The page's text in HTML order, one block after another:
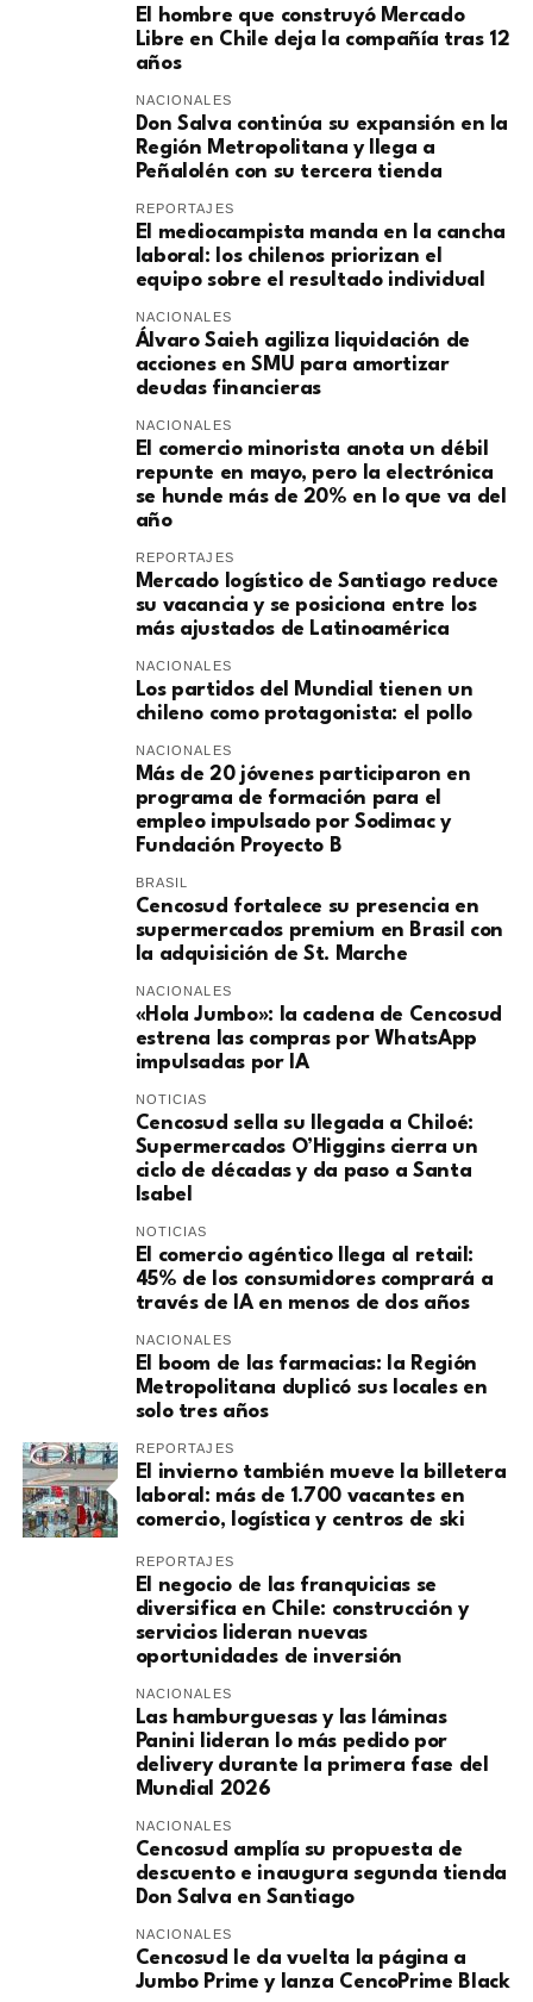
El hombre que construyó Mercado
Libre en Chile deja la compañía tras 12
años
NACIONALES
Don Salva continúa su expansión en la
Región Metropolitana y llega a
Peñalolén con su tercera tienda
REPORTAJES
El mediocampista manda en la cancha
laboral: los chilenos priorizan el
equipo sobre el resultado individual
NACIONALES
​Álvaro Saieh agiliza liquidación de
acciones en SMU para amortizar
deudas financieras
NACIONALES
El comercio minorista anota un débil
repunte en mayo, pero la electrónica
se hunde más de 20% en lo que va del
año
REPORTAJES
Mercado logístico de Santiago reduce
su vacancia y se posiciona entre los
más ajustados de Latinoamérica
NACIONALES
Los partidos del Mundial tienen un
chileno como protagonista: el pollo
NACIONALES
Más de 20 jóvenes participaron en
programa de formación para el
empleo impulsado por Sodimac y
Fundación Proyecto B
BRASIL
Cencosud fortalece su presencia en
supermercados premium en Brasil con
la adquisición de St. Marche
NACIONALES
«Hola Jumbo»: la cadena de Cencosud
estrena las compras por WhatsApp
impulsadas por IA
NOTICIAS
Cencosud sella su llegada a Chiloé:
Supermercados O’Higgins cierra un
ciclo de décadas y da paso a Santa
Isabel
NOTICIAS
El comercio agéntico llega al retail:
45% de los consumidores comprará a
través de IA en menos de dos años
NACIONALES
El boom de las farmacias: la Región
Metropolitana duplicó sus locales en
solo tres años
REPORTAJES
El invierno también mueve la billetera
laboral: más de 1.700 vacantes en
comercio, logística y centros de ski
REPORTAJES
El negocio de las franquicias se
diversifica en Chile: construcción y
servicios lideran nuevas
oportunidades de inversión
NACIONALES
Las hamburguesas y las láminas
Panini lideran lo más pedido por
delivery durante la primera fase del
Mundial 2026
NACIONALES
Cencosud amplía su propuesta de
descuento e inaugura segunda tienda
Don Salva en Santiago
NACIONALES
Cencosud le da vuelta la página a
Jumbo Prime y lanza CencoPrime Black